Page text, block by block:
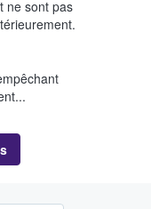
ne sont pas